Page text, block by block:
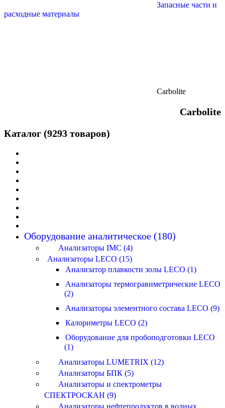
Запасные части и
расходные материалы
Carbolite
Carbolite
Каталог (9293 товаров)
Оборудование аналитическое (180)
Анализаторы IMC (4)
Анализаторы LECO (15)
Анализатор плавкости золы LECO (1)
Анализаторы термогравиметрические LECO
(2)
Анализаторы элементного состава LECO (9)
Калориметры LECO (2)
Оборудование для пробоподготовки LECO
(1)
Анализаторы LUMETRIX (12)
Анализаторы БПК (5)
Анализаторы и спектрометры
СПЕКТРОСКАН (9)
Анализаторы нефтепродуктов в водных